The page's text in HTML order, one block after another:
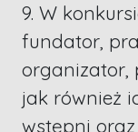
9. W
fundator,
organizator,
jak również
wstępni